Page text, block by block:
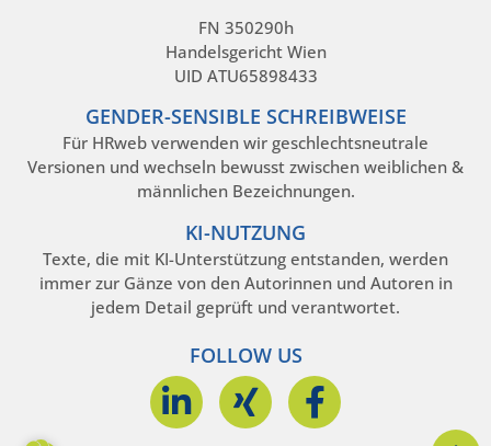
FN 350290h
Handelsgericht Wien
UID ATU65898433
GENDER-SENSIBLE SCHREIBWEISE
Für HRweb verwenden wir geschlechtsneutrale
Versionen und wechseln bewusst zwischen weiblichen &
männlichen Bezeichnungen.
KI-NUTZUNG
Texte, die mit KI-Unterstützung entstanden, werden
immer zur Gänze von den Autorinnen und Autoren in
jedem Detail geprüft und verantwortet.
FOLLOW US